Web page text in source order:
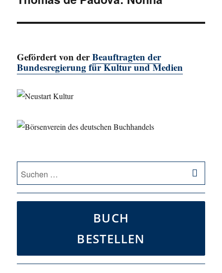
Gefördert von derBeauftragten der
Bundesregierung für Kultur und Medien
Suche
nach:
BUCH
BESTELLEN